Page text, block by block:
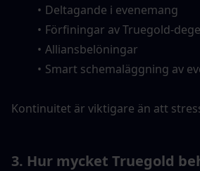
Deltagande i evenemang
Förfiningar av Truegold-
Alliansbelöningar
Smart schemaläggning av
Kontinuitet är viktigare än att
3. Hur mycket Truegold